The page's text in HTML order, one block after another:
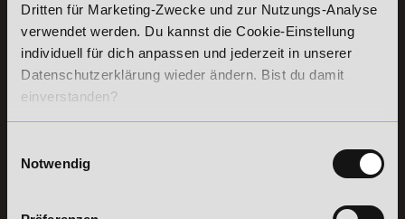
Dritten für Marketing-Zwecke und zur Nutzungs-Analyse
verwendet werden. Du kannst die Cookie-Einstellung
individuell für dich anpassen und jederzeit in unserer
Datenschutzerklärung wieder ändern. Bist du damit
einverstanden?
Notwendig
KONTAKT
07191-22987-0
WhatsApp:
+49 (0) 7191 9513201
71522Backnang
Fax:
INFORMATIONEN
Die Academy
Lehr- und
Lernmethoden
Online Campus
Fördermöglichkeiten
Bildungsgutschein
Bring a Friend